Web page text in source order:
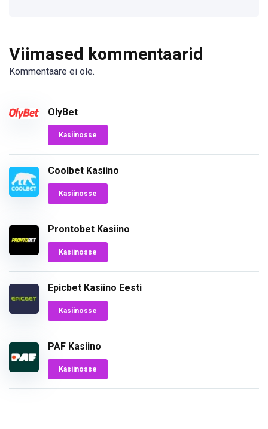
Viimased kommentaarid
Kommentaare ei ole.
OlyBet
Kasiinosse
Coolbet Kasiino
Kasiinosse
Prontobet Kasiino
Kasiinosse
Epicbet Kasiino Eesti
Kasiinosse
PAF Kasiino
Kasiinosse